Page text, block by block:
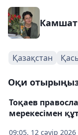
Камшат
Қазақстан
Оқи
09:05, 12 сәуір 2026
Тоқаев
мерекесімен